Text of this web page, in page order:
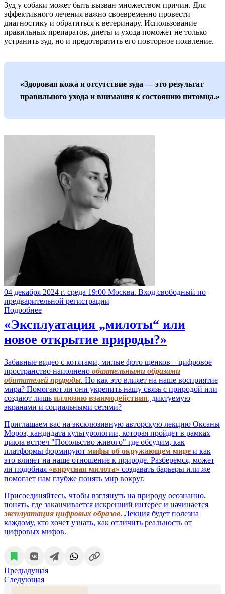
Зуд у собаки может быть вызван множеством причин. Для
эффективного лечения важно своевременно провести
диагностику и обратиться к ветеринару. Использование
правильных препаратов, диеты и ухода поможет не только
устранить зуд, но и предотвратить его повторное появление.
«Здоровая кожа и отсутствие зуда — это результат
правильного ухода и внимания к состоянию питомца.»
04 декабря 2024 г. среда 19:00 Москва. Вход свободный по
предварительной регистрации
Подробнее
«Эксплуатация „милоты“ или
новое открытие природы?»
Забавные видео с котятами, милые фото щенков – цифровое
пространство наполнено обаятельными образами
обитателей природы. Но как это влияет на наше восприятие
мира? Помогают ли они укрепить нашу связь с природой или
создают лишь иллюзию взаимодействия, диктуемую
экранами и социальными сетями?
Приглашаем вас на эксклюзивную авторскую лекцию Оксаны
Мороз, кандидата культурологии, которая пройдет в рамках
цикла встреч "Посольство живого" где обсудим, как
платформы формируют мифы об окружающем мире и как
это влияет на наше отношение к природе. Разберемся, может
ли подобная «вирусная милота» создавать барьеры или же
помогает нам глубже понять мир вокруг.
Присоединяйтесь, чтобы взглянуть на природу осознанно,
понять, где заканчивается искренний интерес и начинается
эксплуатация цифровых образов. Лекция будет полезна
каждому, кто хочет узнать, как отличить реальность от
цифровых мифов.
Предыдущая
Следующая